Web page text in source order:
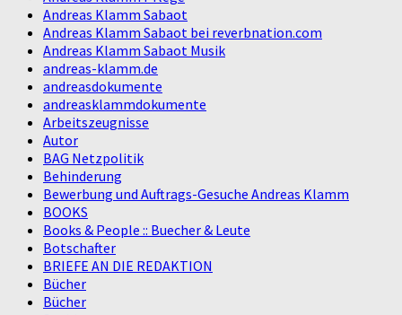
Andreas Klamm Sabaot
Andreas Klamm Sabaot bei reverbnation.com
Andreas Klamm Sabaot Musik
andreas-klamm.de
andreasdokumente
andreasklammdokumente
Arbeitszeugnisse
Autor
BAG Netzpolitik
Behinderung
Bewerbung und Auftrags-Gesuche Andreas Klamm
BOOKS
Books & People :: Buecher & Leute
Botschafter
BRIEFE AN DIE REDAKTION
Bücher
Bücher